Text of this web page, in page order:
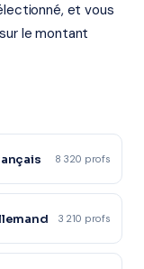
et vous
le montant
8 320 profs
3 210 profs